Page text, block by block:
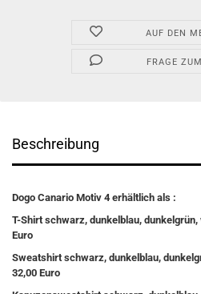
AUF DEN
FRAGE
Beschreibung
Dogo Canario Motiv 4 erhältlich als :
T-Shirt schwarz, dunkelblau,
Euro
Sweatshirt schwarz, dunkelblau,
32,00 Euro